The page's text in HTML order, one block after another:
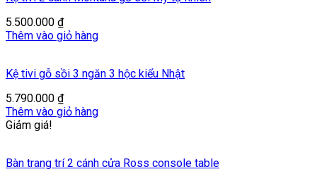
5.500.000 ₫
Thêm vào giỏ hàng
Kệ tivi gỗ sồi 3 ngăn 3 hộc kiểu Nhật
5.790.000 ₫
Thêm vào giỏ hàng
Giảm giá!
Bàn trang trí 2 cánh cửa Ross console table